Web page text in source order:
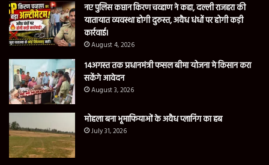
नए पुलिस कप्तान किरण चव्हाण ने कहा, दल्ली राजहरा की
यातायात व्यवस्था होगी दुरुस्त, अवैध धंधों पर होगी कड़ी
कार्रवाई।
August 4, 2026
14अगस्त तक प्रधानमंत्री फसल बीमा योजना मे किसान करा
सकेंगे आवेदन
August 3, 2026
मोहला बना भूमाफियाओं के अवैध प्लानिंग का हब
July 31, 2026